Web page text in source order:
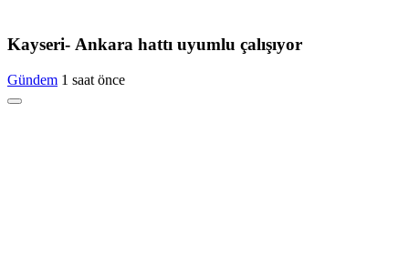
Kayseri- Ankara hattı uyumlu çalışıyor
Gündem 1 saat önce